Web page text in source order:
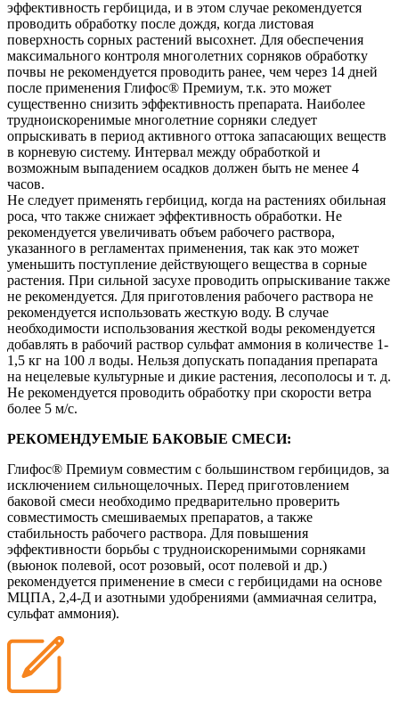
эффективность гербицида, и в этом случае рекомендуется
проводить обработку после дождя, когда листовая
поверхность сорных растений высохнет. Для обеспечения
максимального контроля многолетних сорняков обработку
почвы не рекомендуется проводить ранее, чем через 14 дней
после применения Глифос® Премиум, т.к. это может
существенно снизить эффективность препарата. Наиболее
трудноискоренимые многолетние сорняки следует
опрыскивать в период активного оттока запасающих веществ
в корневую систему. Интервал между обработкой и
возможным выпадением осадков должен быть не менее 4
часов.
Не следует применять гербицид, когда на растениях обильная
роса, что также снижает эффективность обработки. Не
рекомендуется увеличивать объем рабочего раствора,
указанного в регламентах применения, так как это может
уменьшить поступление действующего вещества в сорные
растения. При сильной засухе проводить опрыскивание также
не рекомендуется. Для приготовления рабочего раствора не
рекомендуется использовать жесткую воду. В случае
необходимости использования жесткой воды рекомендуется
добавлять в рабочий раствор сульфат аммония в количестве 1-
1,5 кг на 100 л воды. Нельзя допускать попадания препарата
на нецелевые культурные и дикие растения, лесополосы и т. д.
Не рекомендуется проводить обработку при скорости ветра
более 5 м/с.
РЕКОМЕНДУЕМЫЕ БАКОВЫЕ СМЕСИ:
Глифос® Премиум совместим с большинством гербицидов, за
исключением сильнощелочных. Перед приготовлением
баковой смеси необходимо предварительно проверить
совместимость смешиваемых препаратов, а также
стабильность рабочего раствора. Для повышения
эффективности борьбы с трудноискоренимыми сорняками
(вьюнок полевой, осот розовый, осот полевой и др.)
рекомендуется применение в смеси с гербицидами на основе
МЦПА, 2,4-Д и азотными удобрениями (аммиачная селитра,
сульфат аммония).